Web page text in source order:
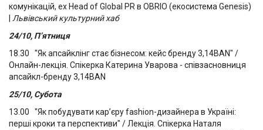
комунікацій, ex Head of Global PR в OBRIO (екосистема Genesis)
Львівський культурний хаб
24/10, П’ятниця
18.30 "Як апсайклінг стає бізнесом: кейс бренду 3,14BAN" /
Онлайн-лекція. Спікерка Катерина Уварова - співзасновниця
апсайкл-бренду 3,14BAN
25/10, Субота
13.00 "Як побудувати кар’єру fashion-дизайнера в Україні:
перші кроки та перспективи" / Лекція. Спікерка Наталя